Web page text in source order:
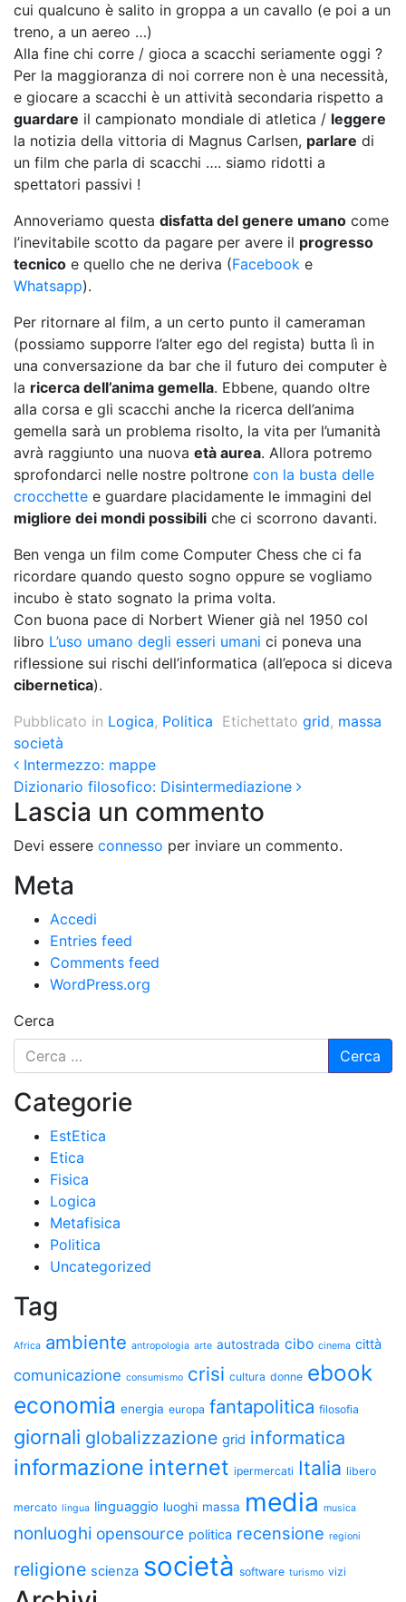
cui qualcuno è salito in groppa a un cavallo (e poi a un
treno, a un aereo …)
Alla fine chi corre / gioca a scacchi seriamente oggi ?
Per la maggioranza di noi correre non è una necessità,
e giocare a scacchi è un attività secondaria rispetto a
guardare il campionato mondiale di atletica / leggere
la notizia della vittoria di Magnus Carlsen, parlare di
un film che parla di scacchi …. siamo ridotti a
spettatori passivi !
Annoveriamo questa disfatta del genere umano come
l’inevitabile scotto da pagare per avere il progresso
tecnico e quello che ne deriva (Facebook e
Whatsapp).
Per ritornare al film, a un certo punto il cameraman
(possiamo supporre l’alter ego del regista) butta lì in
una conversazione da bar che il futuro dei computer è
la ricerca dell’anima gemella. Ebbene, quando oltre
alla corsa e gli scacchi anche la ricerca dell’anima
gemella sarà un problema risolto, la vita per l’umanità
avrà raggiunto una nuova età aurea. Allora potremo
sprofondarci nelle nostre poltrone con la busta delle
crocchette e guardare placidamente le immagini del
migliore dei mondi possibili che ci scorrono davanti.
Ben venga un film come Computer Chess che ci fa
ricordare quando questo sogno oppure se vogliamo
incubo è stato sognato la prima volta.
Con buona pace di Norbert Wiener già nel 1950 col
libro L’uso umano degli esseri umani ci poneva una
riflessione sui rischi dell’informatica (all’epoca si diceva
cibernetica).
Pubblicato in Logica, Politica Etichettato grid, massa
società
Post navigation
Intermezzo: mappe
Dizionario filosofico: Disintermediazione
Lascia un commento
Devi essere connesso per inviare un commento.
Meta
Accedi
Entries feed
Comments feed
WordPress.org
Cerca
Categorie
EstEtica
Etica
Fisica
Logica
Metafisica
Politica
Uncategorized
Tag
Africa ambiente antropologia arte autostrada cibo cinema città
comunicazione consumismo crisi cultura donne ebook
economia energia europa fantapolitica filosofia
giornali globalizzazione grid informatica
informazione internet ipermercati Italia libero
mercato lingua linguaggio luoghi massa media musica
nonluoghi opensource politica recensione regioni
religione scienza società software turismo vizi